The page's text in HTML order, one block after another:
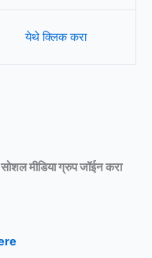
येथे क्लिक करा
सोशल मीडिया ग्रुप जॉईन करा